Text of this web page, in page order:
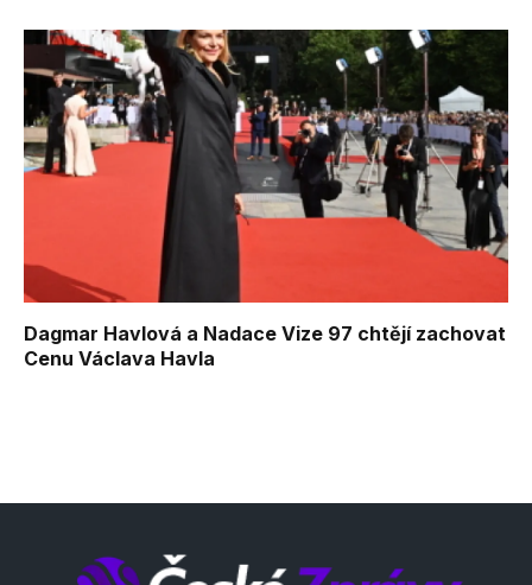
Dagmar Havlová a Nadace Vize 97 chtějí zachovat
Cenu Václava Havla